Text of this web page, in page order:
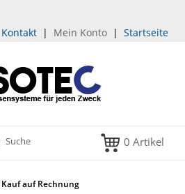
Startseite
|
Mein Konto
|
Kontakt
Suche 0 Artikel
Kauf auf Rechnung